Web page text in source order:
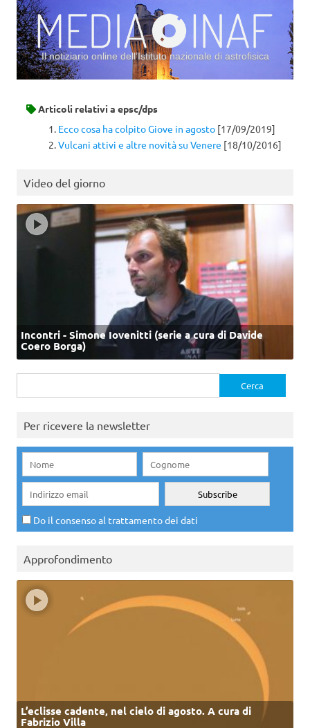
Il notiziario online dell’Istituto nazionale di astrofisica
Articoli relativi a epsc/dps
Ecco cosa ha colpito Giove in agosto [17/09/2019]
Vulcani attivi e altre novità su Venere [18/10/2016]
Video del giorno
Incontri - Simone Iovenitti (serie a cura di Davide
Coero Borga)
per:
Per ricevere la newsletter
Do il consenso al trattamento dei dati
Approfondimento
L’eclisse cadente, nel cielo di agosto. A cura di
Fabrizio Villa